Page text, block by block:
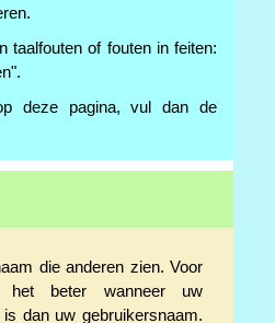
taalfouten of fouten in feiten:
deze pagina, vul dan de
die anderen zien. Voor
het beter wanneer uw
dan uw gebruikersnaam.